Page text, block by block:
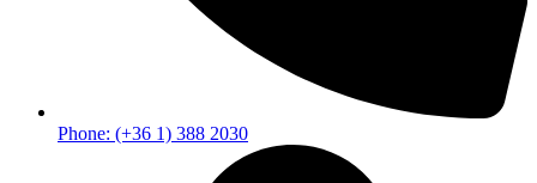
Phone: (+36 1) 388 2030